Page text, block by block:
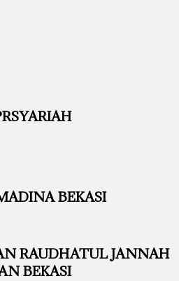
BEKASI
RAUDHATUL JANNAH
BEKASI